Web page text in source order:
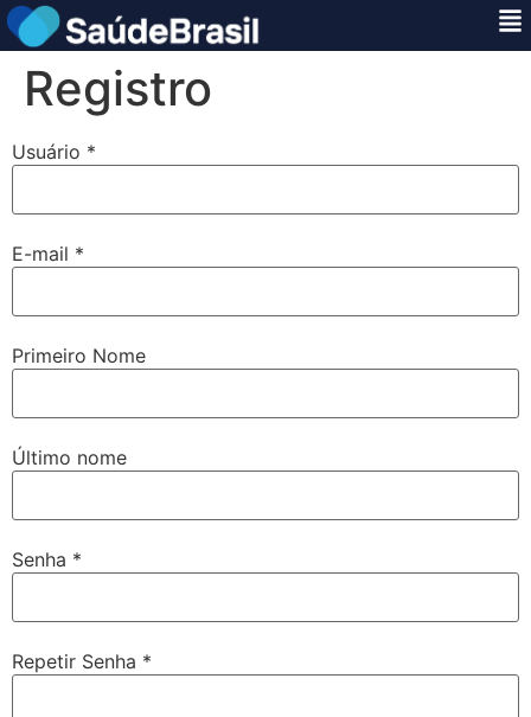
Registro
Usuário *
E-mail *
Primeiro Nome
Último nome
Senha *
Repetir Senha *